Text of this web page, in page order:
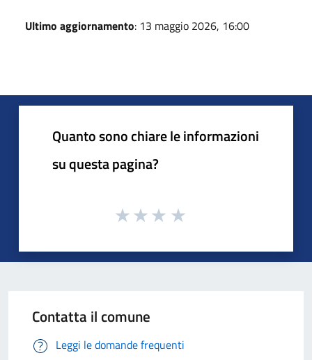
Ultimo aggiornamento: 13 maggio 2026, 16:00
Quanto sono chiare le informazioni
su questa pagina?
Contatta il comune
Leggi le domande frequenti